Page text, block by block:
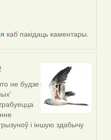
каб пакідаць каментары.
не будзе
і іншую здабычу